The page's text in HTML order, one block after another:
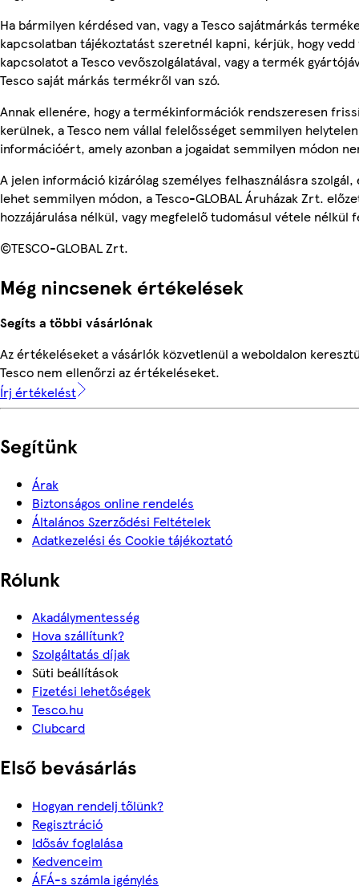
Ha bármilyen kérdésed van, vagy a Tesco sajátmárkás
kapcsolatban tájékoztatást szeretnél kapni, kérjük, hogy vedd
kapcsolatot a Tesco vevőszolgálatával, vagy a termék
Tesco saját márkás termékről van szó.
Annak ellenére, hogy a termékinformációk rendszeresen
kerülnek, a Tesco nem vállal felelősséget semmilyen helytelen
információért, amely azonban a jogaidat semmilyen módon
A jelen információ kizárólag személyes felhasználásra szolgál,
lehet semmilyen módon, a Tesco-GLOBAL Áruházak Zrt.
hozzájárulása nélkül, vagy megfelelő tudomásul vétele nélkül
©TESCO-GLOBAL Zrt.
Még nincsenek értékelések
Segíts a többi vásárlónak
Az értékeléseket a vásárlók közvetlenül a weboldalon
Tesco nem ellenőrzi az értékeléseket.
Írj értékelést
Segítünk
Árak
Biztonságos online rendelés
Általános Szerződési Feltételek
Adatkezelési és Cookie tájékoztató
Rólunk
Akadálymentesség
Hova szállítunk?
Szolgáltatás díjak
Süti beállítások
Fizetési lehetőségek
Tesco.hu
Clubcard
Első bevásárlás
Hogyan rendelj tőlünk?
Regisztráció
Idősáv foglalása
Kedvenceim
ÁFÁ-s számla igénylés